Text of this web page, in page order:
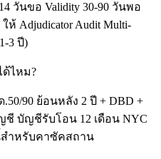
วันขอ Validity 30-90 วันพอ
Adjudicator Audit Multi-
3 ปี)
ด้ไหม?
90 ย้อนหลัง 2 ปี + DBD +
บัญชีรับโอน 12 เดือน NYC
สำหรับคาซัคสถาน